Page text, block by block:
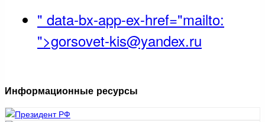
" data-bx-app-ex-href="mailto:
">gorsovet-kis@yandex.ru
Информационные ресурсы